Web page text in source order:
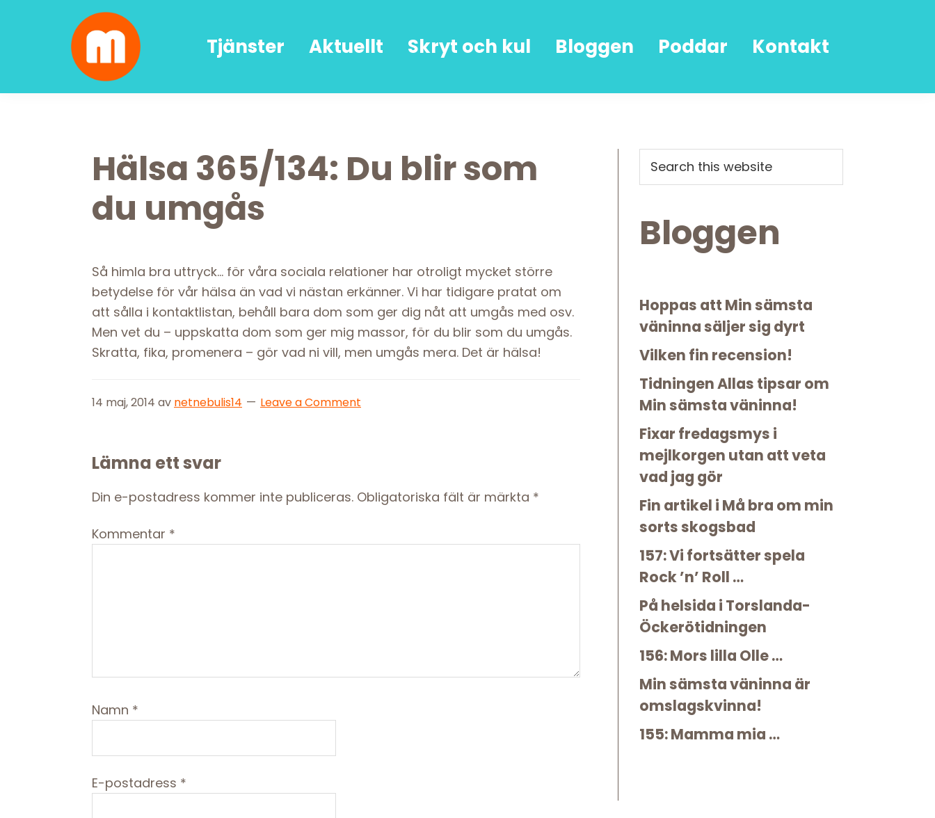
Malin
författarskap
Tjänster Aktuellt Skryt och kul Bloggen Poddar Kontakt
Hälsa 365/134: Du blir som
du umgås
Så himla bra uttryck… för våra sociala relationer har otroligt mycket större
betydelse för vår hälsa än vad vi nästan erkänner. Vi har tidigare pratat om
att sålla i kontaktlistan, behåll bara dom som ger dig nåt att umgås med osv.
Men vet du – uppskatta dom som ger mig massor, för du blir som du umgås.
Skratta, fika, promenera – gör vad ni vill, men umgås mera. Det är hälsa!
14 maj, 2014 av netnebulis14 Leave a Comment
Reader
Interactions
Lämna ett svar
Din e-postadress kommer inte publiceras. Obligatoriska fält är märkta *
Kommentar *
Namn *
E-postadress *
Primary
Sidebar
this
website
Bloggen
Hoppas att Min sämsta
väninna säljer sig dyrt
Vilken fin recension!
Tidningen Allas tipsar om
Min sämsta väninna!
Fixar fredagsmys i
mejlkorgen utan att veta
vad jag gör
Fin artikel i Må bra om min
sorts skogsbad
157: Vi fortsätter spela
Rock ’n’ Roll …
På helsida i Torslanda-
Öckerötidningen
156: Mors lilla Olle …
Min sämsta väninna är
omslagskvinna!
155: Mamma mia …